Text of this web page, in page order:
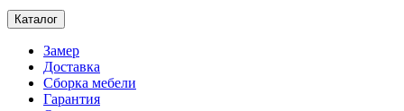
Каталог
Замер
Доставка
Сборка мебели
Гарантия